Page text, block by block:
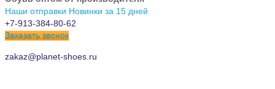
Наши отправки Новинки за 15 дней
+7-913-384-80-62
Заказать звонок
zakaz@planet-shoes.ru